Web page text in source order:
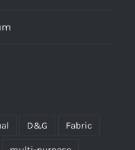
D&G Fabric